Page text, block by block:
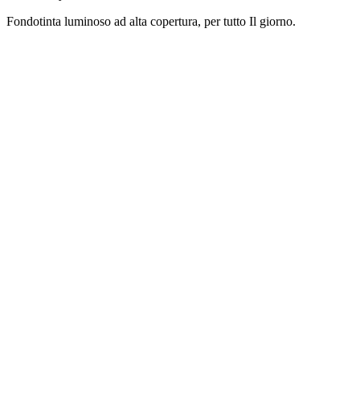
Fondotinta luminoso ad alta copertura, per tutto Il giorno.